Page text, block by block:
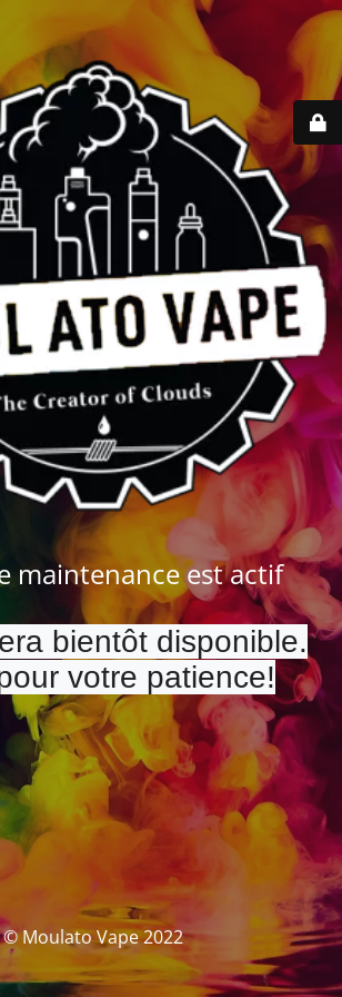
maintenance est actif
bientôt disponible.
votre patience!
© Moulato Vape 2022